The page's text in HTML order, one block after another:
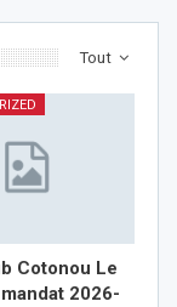
Tout
Cotonou Le
2026-